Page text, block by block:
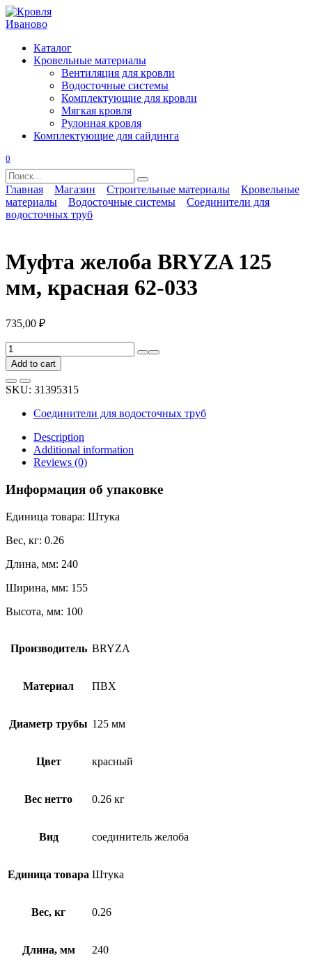
Перейти
к
Каталог
Кровельные материалы
Вентиляция для кровли
Водосточные системы
Комплектующие для кровли
Мягкая кровля
Рулонная кровля
Комплектующие для сайдинга
0
Search
for:
Главная Магазин Строительные материалы
Кровельные
материалы
Водосточные системы
Соединители для
водосточных труб
Муфта желоба BRYZA 125
мм, красная 62-033
735,00 ₽
Муфта
желоба
BRYZA
125
мм,
красная
quantity
Add to cart
SKU: 31395315
Соединители для водосточных труб
Description
Additional information
Reviews (0)
Информация об упаковке
Единица товара: Штука
Вес, кг: 0.26
Длина, мм: 240
Ширина, мм: 155
Высота, мм: 100
Производитель BRYZA
Материал ПВХ
Диаметр трубы 125 мм
Цвет красный
Вес нетто 0.26 кг
Вид соединитель желоба
Единица товара Штука
Вес, кг 0.26
Длина, мм 240